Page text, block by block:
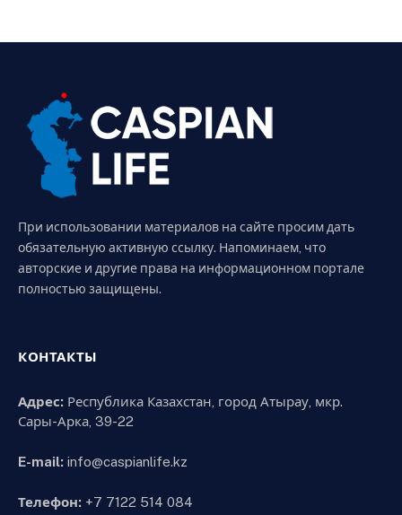
При использовании материалов на сайте просим дать
обязательную активную ссылку. Напоминаем, что
авторские и другие права на информационном портале
полностью защищены.
КОНТАКТЫ
Адрес: Республика Казахстан, город Атырау, мкр.
Сары-Арка, 39-22
E-mail: info@caspianlife.kz
Телефон: +7 7122 514 084